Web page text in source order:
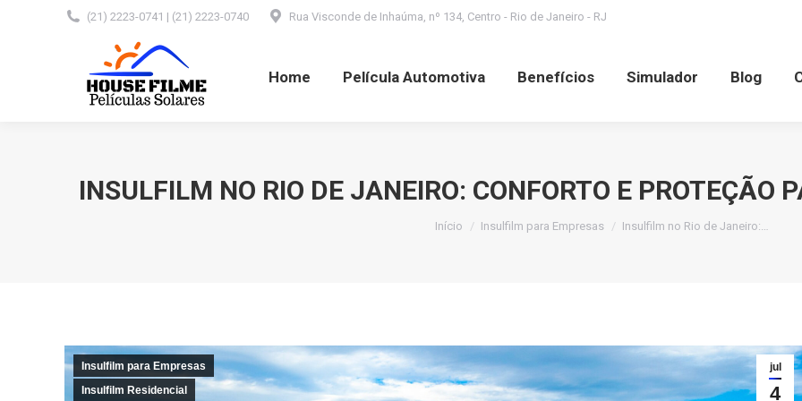
(21) 2223-0741 | (21) 2223-0740 Rua Visconde de Inhaúma, nº 134, Centro - Rio de Janeiro - RJ
Home Película Automotiva Benefícios Simulador Blog
INSULFILM NO RIO DE JANEIRO: CONFORTO E PROTEÇÃO
Você está aqui:
Início Insulfilm para Empresas Insulfilm no Rio de Janeiro:…
jul
4
Insulfilm para Empresas
Insulfilm Residencial
Home Película Automotiva